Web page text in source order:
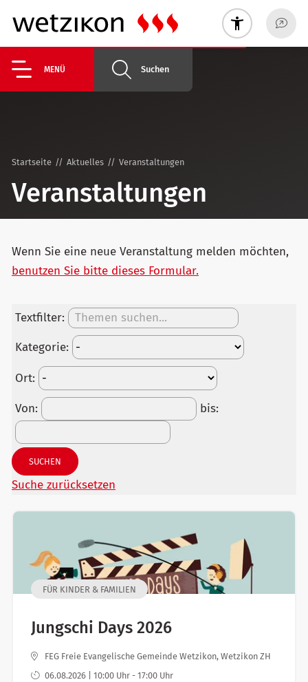
MENÜ Suchen
Startseite Aktuelles Veranstaltungen
Veranstaltungen
Wenn Sie eine neue Veranstaltung melden möchten,
benutzen Sie bitte dieses Formular.
Textfilter:
Kategorie:
Ort:
Von: bis:
SUCHEN
Suche zurücksetzen
FÜR KINDER & FAMILIEN
Jungschi Days 2026
FEG Freie Evangelische Gemeinde Wetzikon, Wetzikon ZH
06.08.2026 | 10:00 Uhr - 17:00 Uhr